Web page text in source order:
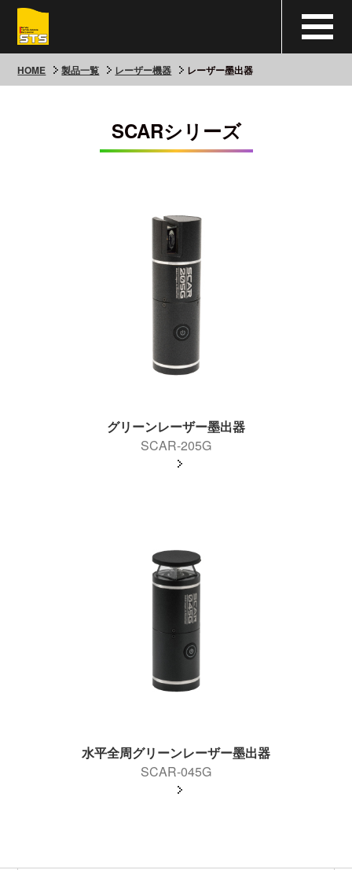
HOME 製品一覧 レーザー機器 レーザー墨出器
SCARシリーズ
グリーンレーザー墨出器
SCAR-205G
水平全周グリーンレーザー墨出器
SCAR-045G